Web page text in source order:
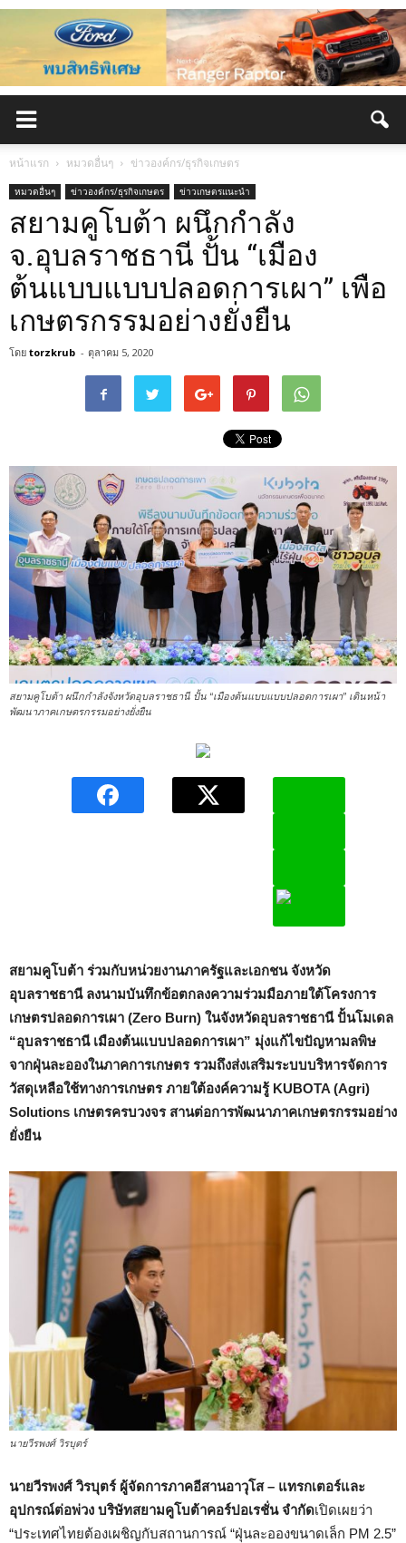
หน้าแรก หมวดอื่นๆ ข่าวองค์กร/ธุรกิจเกษตร
หมวดอื่นๆ ข่าวองค์กร/ธุรกิจเกษตร ข่าวเกษตรแนะนำ
สยามคูโบต้า ผนึกกำลัง
จ.อุบลราชธานี ปั้น “เมือง
ต้นแบบแบบปลอดการเผา” เพือ
เกษตรกรรมอย่างยั่งยืน
โดย torzkrub - ตุลาคม 5, 2020
สยามคูโบต้า ผนึกกำลังจังหวัดอุบลราชธานี ปั้น “เมืองต้นแบบแบบปลอดการเผา” เดินหน้า
พัฒนาภาคเกษตรกรรมอย่างยั่งยืน
สยามคูโบต้า ร่วมกับหน่วยงานภาครัฐและเอกชน จังหวัด
อุบลราชธานี ลงนามบันทึกข้อตกลงความร่วมมือภายใต้โครงการ
เกษตรปลอดการเผา (Zero Burn) ในจังหวัดอุบลราชธานี ปั้นโมเดล
“อุบลราชธานี เมืองต้นแบบปลอดการเผา” มุ่งแก้ไขปัญหามลพิษ
จากฝุ่นละอองในภาคการเกษตร รวมถึงส่งเสริมระบบบริหารจัดการ
วัสดุเหลือใช้ทางการเกษตร ภายใต้องค์ความรู้ KUBOTA (Agri)
Solutions เกษตรครบวงจร สานต่อการพัฒนาภาคเกษตรกรรมอย่าง
ยั่งยืน
นายวีรพงศ์ วิรบุตร์
นายวีรพงศ์ วิรบุตร์ ผู้จัดการภาคอีสานอาวุโส – แทรกเตอร์และ
อุปกรณ์ต่อพ่วง บริษัทสยามคูโบต้าคอร์ปอเรชั่น จำกัดเปิดเผยว่า
“ประเทศไทยต้องเผชิญกับสถานการณ์ “ฝุ่นละอองขนาดเล็ก PM 2.5”